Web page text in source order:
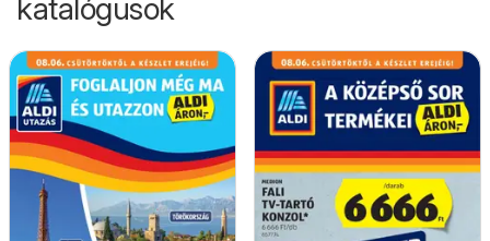
katalógusok